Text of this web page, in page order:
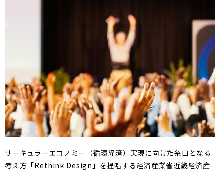
サーキュラーエコノミー（循環経済）実現に向けた糸口となる
考え方「Rethink Design」を提唱する経済産業省近畿経済産